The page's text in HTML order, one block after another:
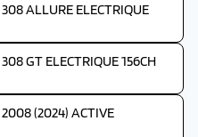
ALLURE ELECTRIQUE
GT ELECTRIQUE 156CH
(2024) ACTIVE